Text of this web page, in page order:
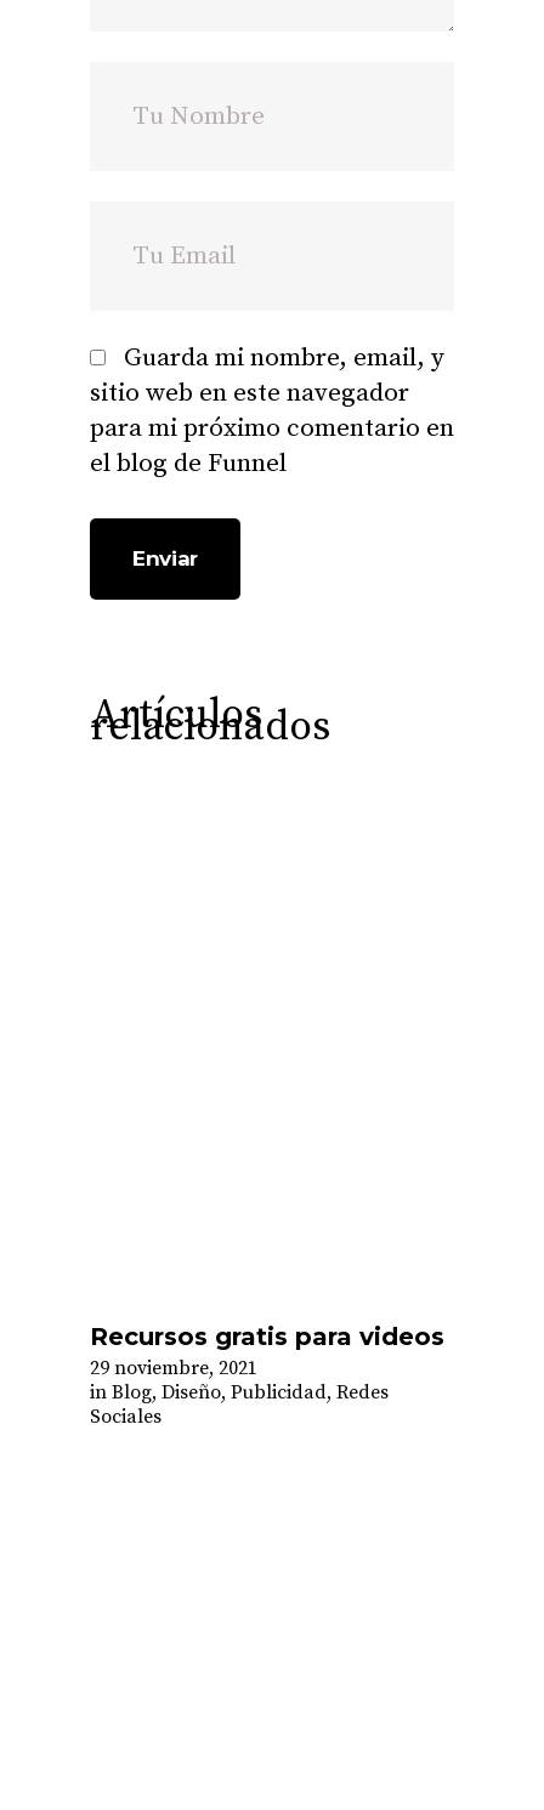
Guarda mi nombre, email, y
sitio web en este navegador
para mi próximo comentario en
el blog de Funnel
Recursos gratis para videos
29 noviembre, 2021
in Blog, Diseño, Publicidad, Redes
Sociales